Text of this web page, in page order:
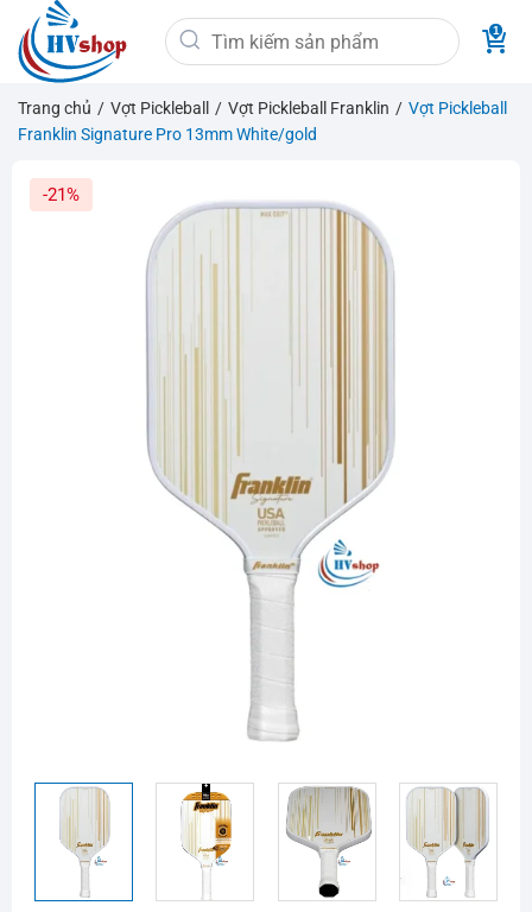
qua
nội
dung
Tìm
kiếm:
Trang chủ / Vợt Pickleball / Vợt Pickleball Franklin / Vợt Pickleball
Franklin Signature Pro 13mm White/gold
-21%